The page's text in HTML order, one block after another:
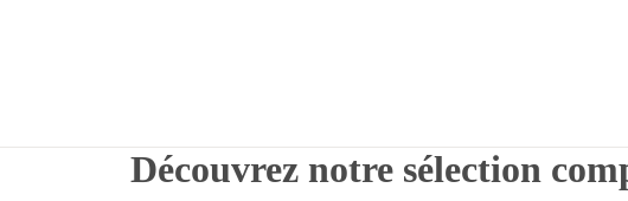
Découvrez notre sélection